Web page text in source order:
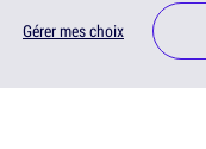
Gérer mes choix